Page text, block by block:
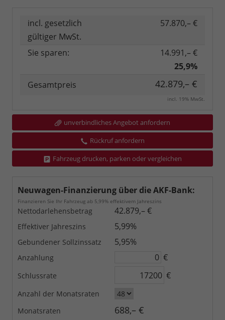
incl. gesetzlich
gültiger MwSt.
57.870,– €
Sie sparen:
14.991,– €
25,9%
Gesamtpreis
42.879,– €
incl. 19% MwSt.
unverbindliches Angebot anfordern
Rückruf anfordern
Fahrzeug drucken, parken oder vergleichen
Neuwagen-Finanzierung über die AKF-Bank:
Finanzieren Sie Ihr Fahrzeug ab 5,99% effektivem Jahreszins
Nettodarlehensbetrag 42.879,– €
Effektiver Jahreszins 5,99%
Gebundener Sollzinssatz 5,95%
Anzahlung €
Schlussrate €
Anzahl der Monatsraten
Monatsraten
688,– €